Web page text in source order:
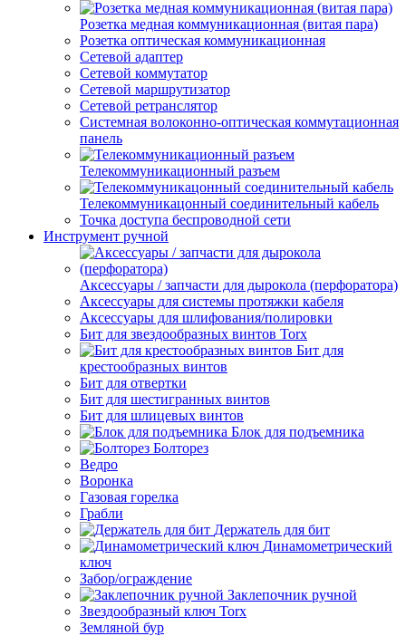
Розетка медная коммуникационная (витая пара)
Розетка оптическая коммуникационная
Сетевой адаптер
Сетевой коммутатор
Сетевой маршрутизатор
Сетевой ретранслятор
Системная волоконно-оптическая коммутационная
панель
Телекоммуникационный разъем
Телекоммуникацонный соединительный кабель
Точка доступа беспроводной сети
Инструмент ручной
Аксессуары / запчасти для дырокола (перфоратора)
Аксессуары для системы протяжки кабеля
Аксессуары для шлифования/полировки
Бит для звездообразных винтов Torx
Бит для
крестообразных винтов
Бит для отвертки
Бит для шестигранных винтов
Бит для шлицевых винтов
Блок для подъемника
Болторез
Ведро
Воронка
Газовая горелка
Грабли
Держатель для бит
Динамометрический
ключ
Забор/ограждение
Заклепочник ручной
Звездообразный ключ Torx
Земляной бур